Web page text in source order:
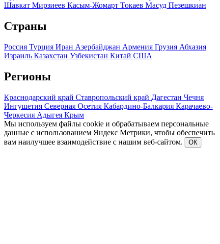
Шавкат Мирзиеев Касым-Жомарт Токаев Масуд Пезешкиан
Страны
Россия Турция Иран Азербайджан Армения Грузия Абхазия
Израиль Казахстан Узбекистан Китай США
Регионы
Краснодарский край Ставропольский край Дагестан Чечня
Ингушетия Северная Осетия Кабардино-Балкария Карачаево-
Черкесия Адыгея Крым
Мы используем файлы cookie и обрабатываем персональные
данные с использованием Яндекс Метрики, чтобы обеспечить
вам наилучшее взаимодействие с нашим веб-сайтом.
ОК